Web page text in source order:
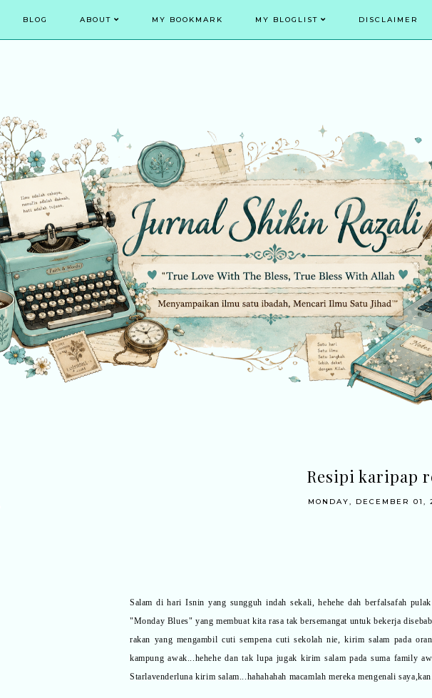
BLOG ABOUT MY BOOKMARK MY BLOGLIST DISCLAIMER
Resipi karipap
MONDAY, DECEMBER 01,
Salam di hari Isnin yang sungguh indah sekali, hehehe dah berfalsafah
"Monday Blues" yang membuat kita rasa tak bersemangat untuk bekerja
rakan yang mengambil cuti sempena cuti sekolah nie, kirim salam pada
kampung awak...hehehe dan tak lupa jugak kirim salam pada suma family
Starlavenderluna kirim salam...hahahahah macamlah mereka mengenali